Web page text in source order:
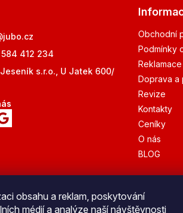
obsahu a reklam, poskytování
médií a analýze naší návštěvnosti
jubo.cz
412 234
s.r.o., U Jatek 600/
Obchodní
Podmínky
Doprava a
Revize
Kontakty
Ceníky
O nás
BLOG